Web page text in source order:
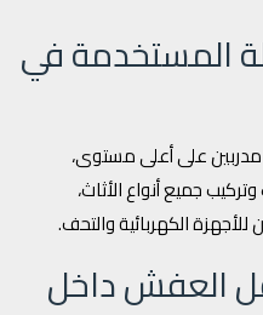
المستخدمة في
مدربين على أعلى مستوى،
جميع أنواع الأثاث،
الكهربائية والتحف.
العفش داخل